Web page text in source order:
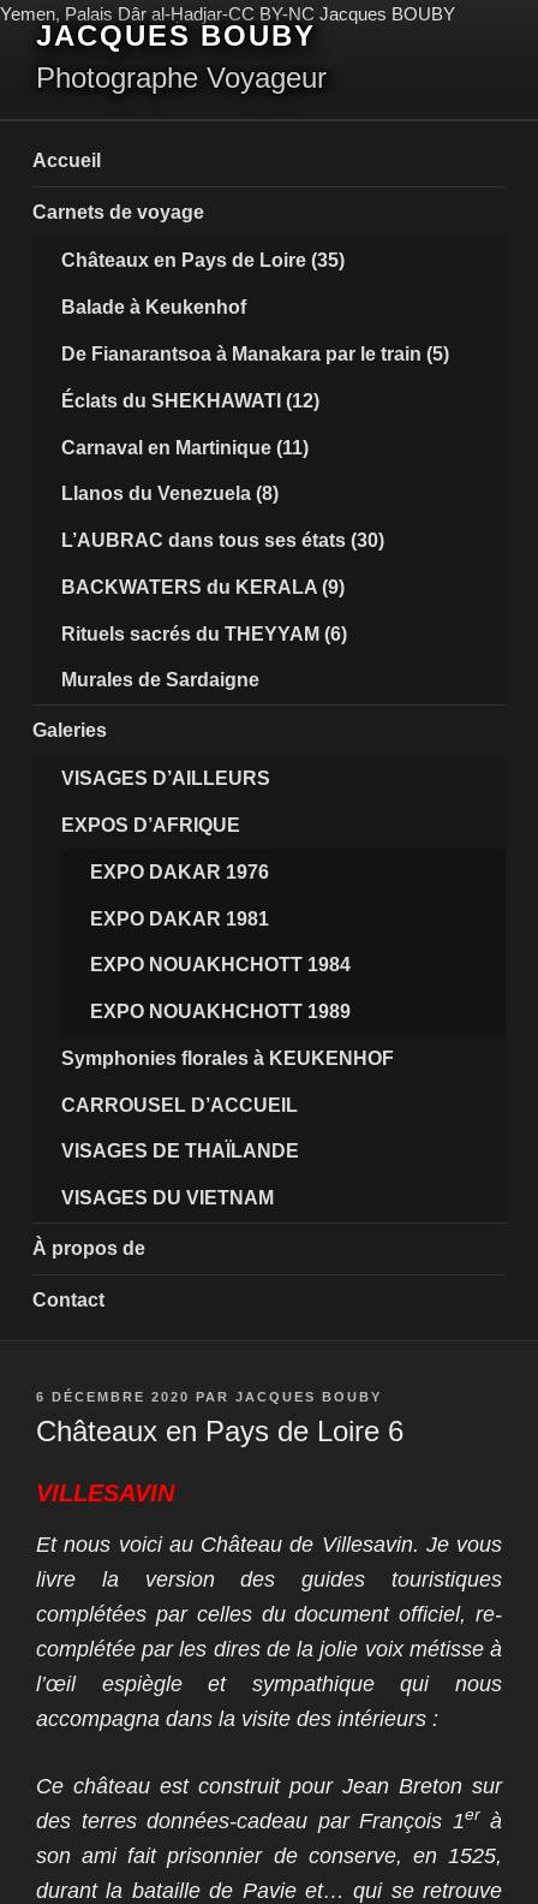
Aller
contenu
Yemen, Palais Dâr al-Ḥadjar-CC BY-NC Jacques BOUBY
JACQUES BOUBY
Photographe Voyageur
Accueil
Carnets de voyage
Châteaux en Pays de Loire (35)
Balade à Keukenhof
De Fianarantsoa à Manakara par le train (5)
Éclats du SHEKHAWATI (12)
Carnaval en Martinique (11)
Llanos du Venezuela (8)
L’AUBRAC dans tous ses états (30)
BACKWATERS du KERALA (9)
Rituels sacrés du THEYYAM (6)
Murales de Sardaigne
Galeries
VISAGES D’AILLEURS
EXPOS D’AFRIQUE
EXPO DAKAR 1976
EXPO DAKAR 1981
EXPO NOUAKHCHOTT 1984
EXPO NOUAKHCHOTT 1989
Symphonies florales à KEUKENHOF
CARROUSEL D’ACCUEIL
VISAGES DE THAÏLANDE
VISAGES DU VIETNAM
À propos de
Contact
PUBLIÉ
6 DÉCEMBRE 2020 PAR JACQUES BOUBY
Châteaux en Pays de Loire 6
VILLESAVIN
Et nous voici au Château de Villesavin. Je vous
livre la version des guides touristiques
complétées par celles du document officiel, re-
complétée par les dires de la jolie voix métisse à
l’œil espiègle et sympathique qui nous
accompagna dans la visite des intérieurs :
Ce château est construit pour Jean Breton sur
des terres données-cadeau par François 1erà
son ami fait prisonnier de conserve, en 1525,
durant la bataille de Pavie et… qui se retrouve